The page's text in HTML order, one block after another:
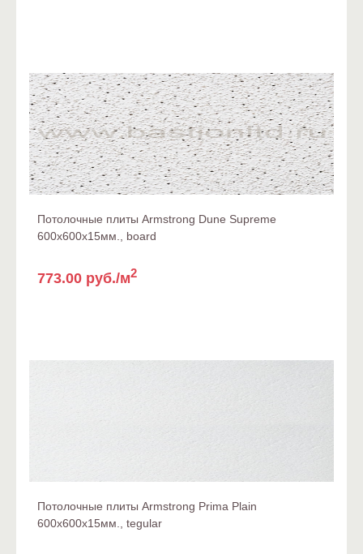
Потолочные плиты Armstrong Dune Supreme
600x600x15мм., board
773.00 руб./м2
Потолочные плиты Armstrong Prima Plain
600x600x15мм., tegular